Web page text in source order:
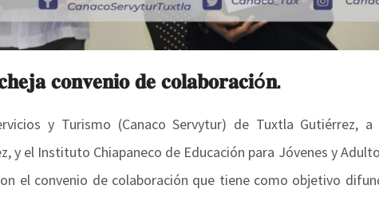
𝐜𝐨𝐧𝐯𝐞𝐧𝐢𝐨 𝐝𝐞 𝐜𝐨𝐥𝐚𝐛𝐨𝐫𝐚𝐜𝐢ó𝐧.
y Turismo (Canaco Servytur) de Tuxtla Gutiérrez,
y el Instituto Chiapaneco de Educación para Jóvenes y
el convenio de colaboración que tiene como objetivo